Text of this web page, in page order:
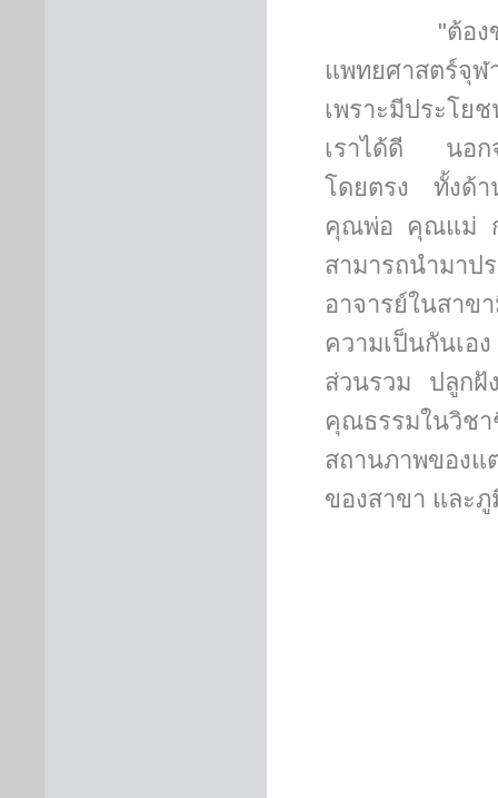
"ต้องขอขอ
แพทยศาสตร์จุ
เพราะมีประโย
เราได้ดี นอก
โดยตรง ทั้งด้า
คุณพ่อ คุณแม่ ก
สามารถนำม
อาจารย์ในสาข
ความเป็นกันเอ
ส่วนรวม ปลูกฝั
คุณธรรมในวิชา
สถานภาพขอ
ของสาขา และ